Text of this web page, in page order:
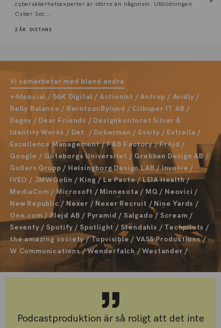
cybersäkerhetsexperter är större än någonsin. Utbildningen
Cyber Sec...
2 ÅR DISTANS
Vi samarbetar med bland andra
+46social / 56K Digital / Actionist / Antrop / Avidly /
Belly Balance / BerntzonBylund / Cilbuper IT AB /
Dagny / Dear Friends / Designkontoret Silver &
Identity Works / Det. / Doberman / Essity / Estrella /
Excellence Management / F&B Factory / Fröjd /
Google / Göteborgs Universitet / Grebban Design AB /
Gullers Grupp / Helsingborg Design LAB / Involve /
IVEO / JMWGolin / King / Le Pacte / LEIA Health /
MediaCom / Microsoft / Minnesota / MQ / Neovici /
New Republic / Nexer / Nexer Recruit / Nine Yards /
One.com / Plejd AB / Pyramid / Salgado / Scream /
Seventy / Spotify / Spotlight / Stendahls / Techpilots /
the amazing society / Topvisible / VASS Productions /
W Communications / Wenderfalck / Westander /
Podcastproduktion är så roligt att det inte